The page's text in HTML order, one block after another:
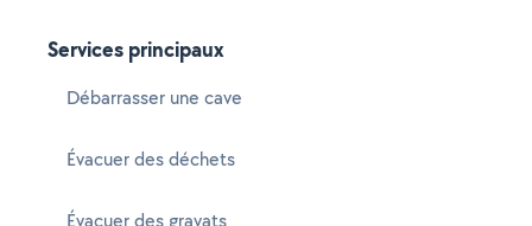
Services principaux
Débarrasser une cave
Évacuer des déchets
Évacuer des gravats